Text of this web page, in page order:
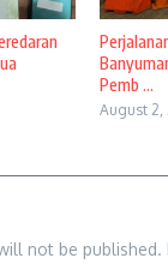
Pemb ...
August 2,
not be published.